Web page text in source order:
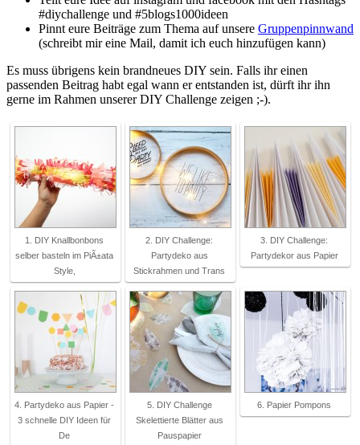
#diychallenge und #5blogs1000ideen
Pinnt eure Beiträge zum Thema auf unsere Gruppenpinnwand
(schreibt mir eine Mail, damit ich euch hinzufügen kann)
Es muss übrigens kein brandneues DIY sein. Falls ihr einen
passenden Beitrag habt egal wann er entstanden ist, dürft ihr ihn
gerne im Rahmen unserer DIY Challenge zeigen ;-).
1. DIY Knallbonbons
selber basteln im PiÃ±ata
Style,
2. DIY Challenge:
Partydeko aus
Stickrahmen und Trans
3. DIY Challenge:
Partydekor aus Papier
4. Partydeko aus Papier -
3 schnelle DIY Ideen für
De
5. DIY Challenge
Skelettierte Blätter aus
Pauspapier
6. Papier Pompons